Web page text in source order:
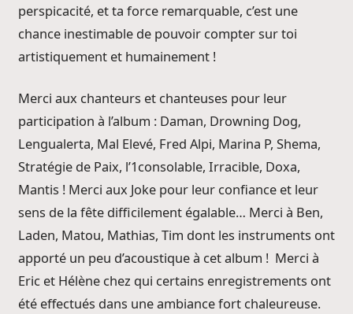
perspicacité, et ta force remarquable, c’est une
chance inestimable de pouvoir compter sur toi
artistiquement et humainement !
Merci aux chanteurs et chanteuses pour leur
participation à l’album : Daman, Drowning Dog,
Lengualerta, Mal Elevé, Fred Alpi, Marina P, Shema,
Stratégie de Paix, l’1consolable, Irracible, Doxa,
Mantis ! Merci aux Joke pour leur confiance et leur
sens de la fête difficilement égalable… Merci à Ben,
Laden, Matou, Mathias, Tim dont les instruments ont
apporté un peu d’acoustique à cet album ! Merci à
Eric et Hélène chez qui certains enregistrements ont
été effectués dans une ambiance fort chaleureuse.